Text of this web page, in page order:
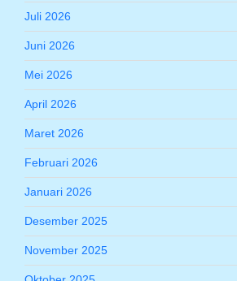
Juli 2026
Juni 2026
Mei 2026
April 2026
Maret 2026
Februari 2026
Januari 2026
Desember 2025
November 2025